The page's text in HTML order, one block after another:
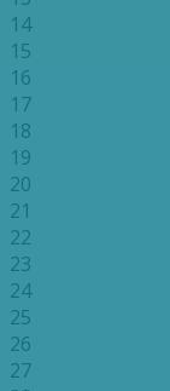
14
15
16
17
18
19
20
21
22
23
24
25
26
27